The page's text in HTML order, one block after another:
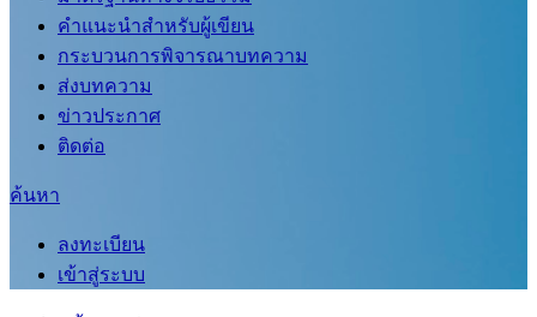
คำแนะนำสำหรับผู้เขียน
กระบวนการพิจารณาบทความ
ส่งบทความ
ข่าวประกาศ
ติดต่อ
ค้นหา
ลงทะเบียน
เข้าสู่ระบบ